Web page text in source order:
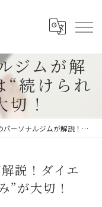
ジムが解
“続けられ
！
ムが解説！ダイエットには“続けられる仕組み”が大切！
説！ダイエ
”が大切！